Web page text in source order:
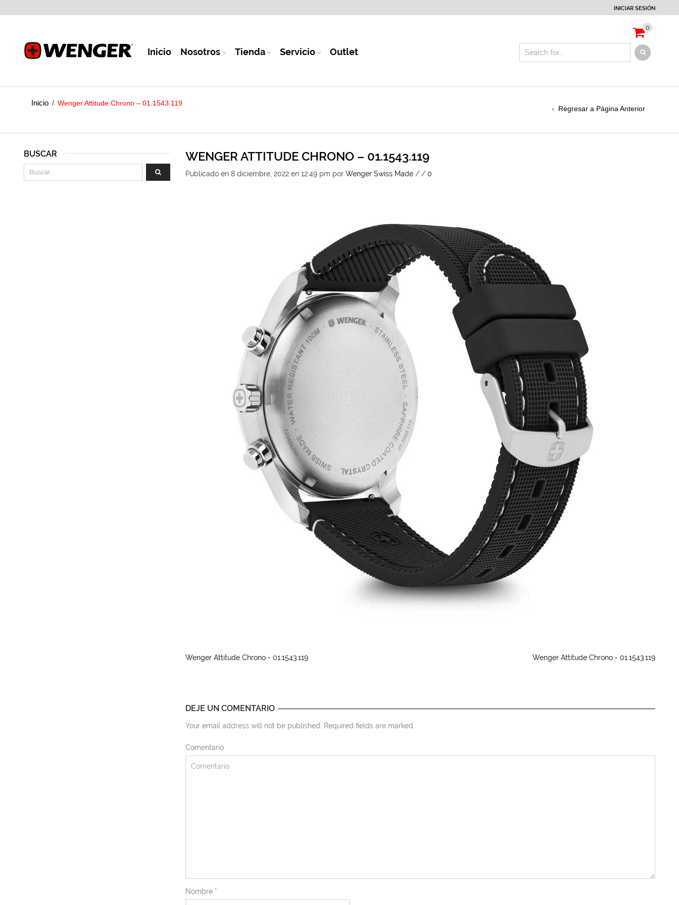
INICIAR SESIÓN
Inicio Nosotros Tienda Servicio Outlet
0
Inicio / Wenger Attitude Chrono – 01.1543.119
Regresar a Página Anterior
WENGER ATTITUDE CHRONO – 01.1543.119
Publicado en 8 diciembre, 2022 en 12:49 pm por Wenger Swiss Made / / 0
Wenger Attitude Chrono - 01.1543.119 Wenger Attitude Chrono - 01.1543.119
DEJE UN COMENTARIO
Your email address will not be published. Required fields are marked
Comentario
Nombre *
BUSCAR